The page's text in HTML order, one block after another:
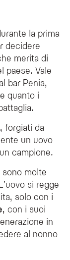
la prima
decidere
merita di
paese. Vale
bar Penia,
quanto i
forgiati da
un uovo
campione.
sono molte
si regge
solo con i
, con i suoi
in
al nonno